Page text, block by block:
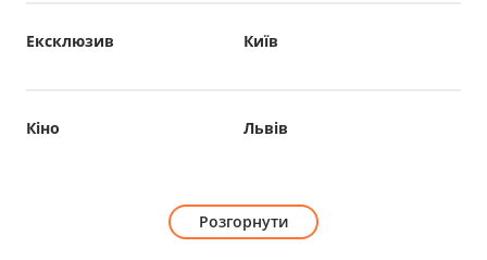
Ексклюзив Київ
Кіно Львів
Розгорнути